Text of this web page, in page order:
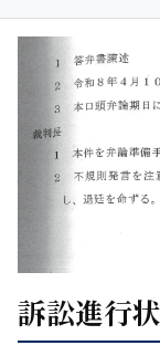
訴訟進行